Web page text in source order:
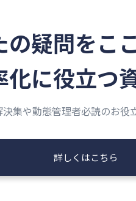
の疑問をこ
化に役立つ
集や動態管理者必読のお役
詳しくはこちら